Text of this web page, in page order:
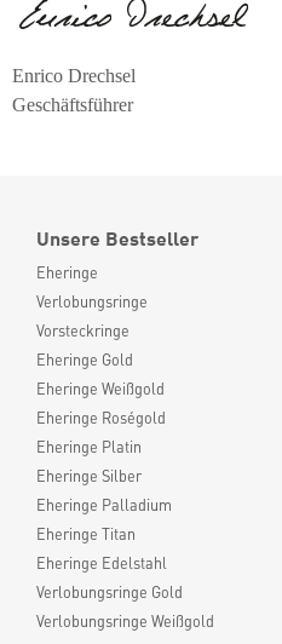
Enrico Drechsel
Geschäftsführer
Unsere Bestseller
Eheringe
Verlobungsringe
Vorsteckringe
Eheringe Gold
Eheringe Weißgold
Eheringe Roségold
Eheringe Platin
Eheringe Silber
Eheringe Palladium
Eheringe Titan
Eheringe Edelstahl
Verlobungsringe Gold
Verlobungsringe Weißgold